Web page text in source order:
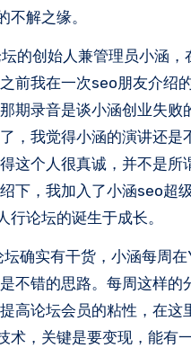
不解之缘。
的创始人兼管理员小涵，
前我在一次seo朋友介绍
期录音是谈小涵创业失败
，我觉得小涵的演讲还是
这个人很真诚，并不是所
下，我加入了小涵seo超
行论坛的诞生于成长。
确实有干货，小涵每周
不错的思路。每周这样的
高论坛会员的粘性，在这
术，关键是要变现，能有